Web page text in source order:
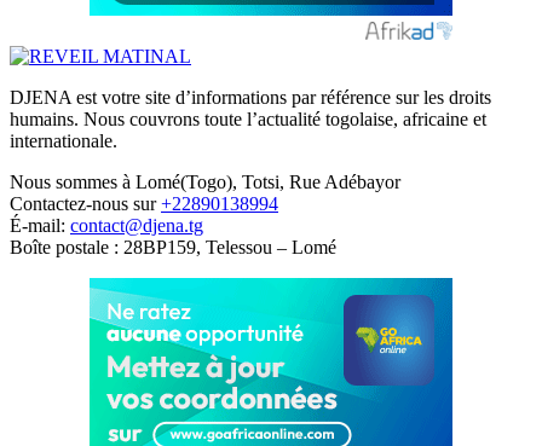
DJENA est votre site d’informations par référence sur les droits
humains. Nous couvrons toute l’actualité togolaise, africaine et
internationale.
Nous sommes à Lomé(Togo), Totsi, Rue Adébayor
Contactez-nous sur+22890138994
É-mail: contact@djena.tg
Boîte postale : 28BP159, Telessou – Lomé